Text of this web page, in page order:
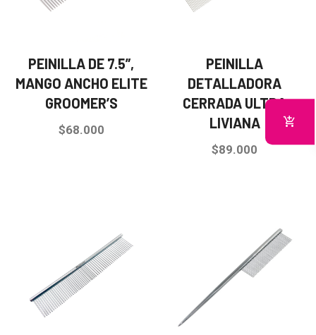
PEINILLA DE 7.5”,
MANGO ANCHO ELITE
GROOMER’S
$68.000
PEINILLA
DETALLADORA
CERRADA ULTRA
LIVIANA
$89.000